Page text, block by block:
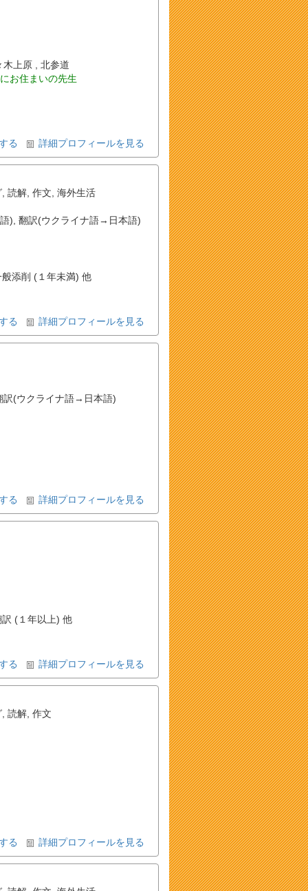
上原 , 北参道
お住まいの先生
る 詳細プロフィールを見る
, 読解, 作文 海外生活
) 翻訳(ウクライナ語→日本語)
添削 (１年未満) 他
る 詳細プロフィールを見る
訳(ウクライナ語→日本語)
る 詳細プロフィールを見る
(１年以上) 他
る 詳細プロフィールを見る
, 読解, 作文
る 詳細プロフィールを見る